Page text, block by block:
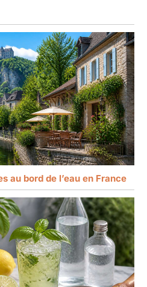
au bord de l’eau en France